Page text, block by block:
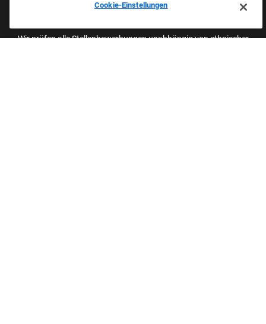
Stolzer Arbeitgeber Mit Beruflicher
Wir prüfen alle Stellenbewerbungen unabhängig von ethnischer
Cookie-Einstellungen